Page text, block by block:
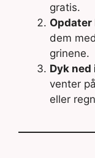
gratis.
Opdater
dem
grinene.
Dyk
venter
eller